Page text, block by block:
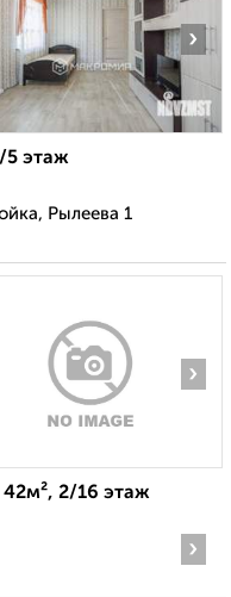
›
5 этаж
Рылеева 1
›
2/16 этаж
›